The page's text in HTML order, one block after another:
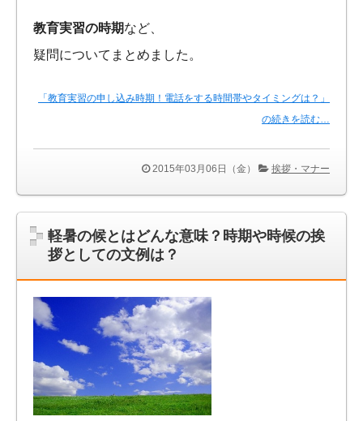
教育実習の時期など、
疑問についてまとめました。
「教育実習の申し込み時期！電話をする時間帯やタイミングは？」
の続きを読む…
2015年03月06日（金） 挨拶・マナー
軽暑の候とはどんな意味？時期や時候の挨
拶としての文例は？